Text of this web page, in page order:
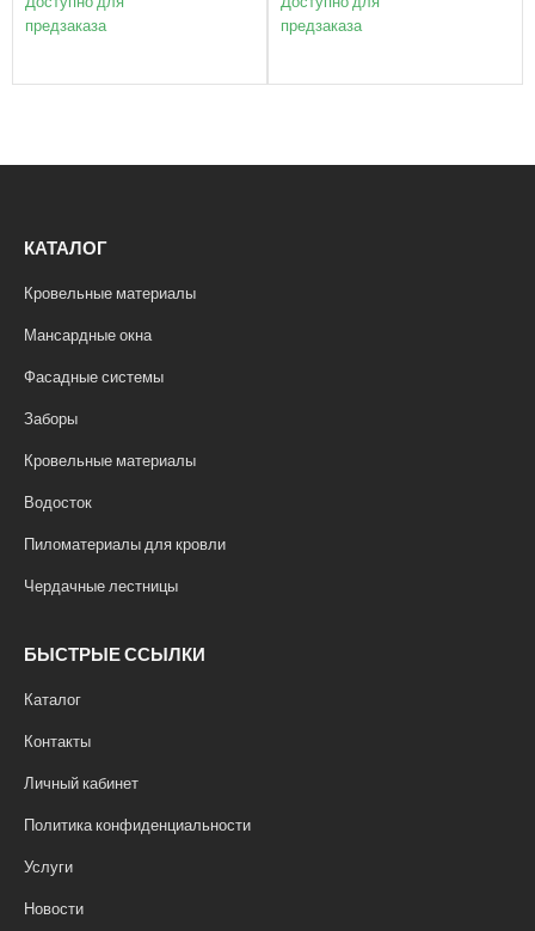
предзаказа
предзаказа
КАТАЛОГ
Кровельные материалы
Мансардные окна
Фасадные системы
Заборы
Кровельные материалы
Водосток
Пиломатериалы для кровли
Чердачные лестницы
БЫСТРЫЕ ССЫЛКИ
Каталог
Контакты
Личный кабинет
Политика конфиденциальности
Услуги
Новости